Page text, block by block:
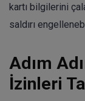
kartı bilgilerini
saldırı
Adım
İzinleri